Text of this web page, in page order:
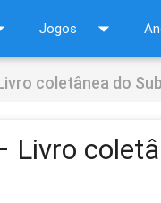
Jogos arrow_drop_down
coletânea do
Livro